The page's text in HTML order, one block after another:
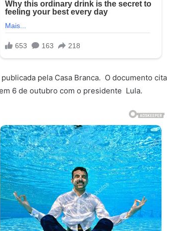
pela Casa Branca. O documento cita
6 de outubro com o presidente Lula.